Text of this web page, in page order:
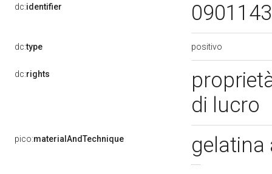
dc:identifier
dc:type positivo
dc:rights
di lucro
pico:materialAndTechnique